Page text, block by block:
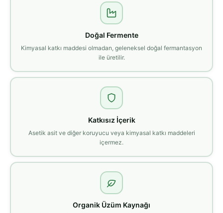
Doğal Fermente
Kimyasal katkı maddesi olmadan, geleneksel doğal fermantasyon
ile üretilir.
Katkısız İçerik
Asetik asit ve diğer koruyucu veya kimyasal katkı maddeleri
içermez.
Organik Üzüm Kaynağı